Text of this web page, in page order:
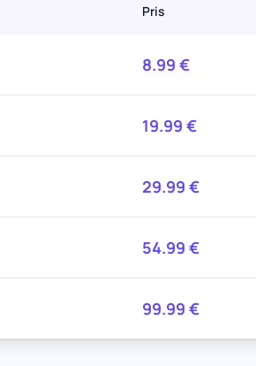
Pris
8.99 €
19.99 €
29.99 €
54.99 €
99.99 €